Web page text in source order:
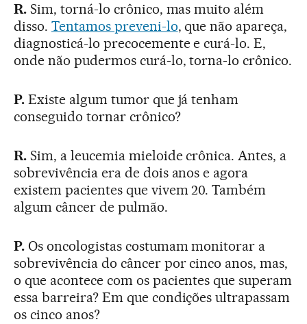
R.Sim, torná-lo crônico, mas muito além
disso. Tentamos preveni-lo, que não apareça,
diagnosticá-lo precocemente e curá-lo. E,
onde não pudermos curá-lo, torna-lo crônico.
P.Existe algum tumor que já tenham
conseguido tornar crônico?
R.Sim, a leucemia mieloide crônica. Antes, a
sobrevivência era de dois anos e agora
existem pacientes que vivem 20. Também
algum câncer de pulmão.
P.Os oncologistas costumam monitorar a
sobrevivência do câncer por cinco anos, mas,
o que acontece com os pacientes que superam
essa barreira? Em que condições ultrapassam
os cinco anos?